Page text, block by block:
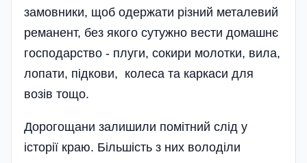
замовники, щоб одержати різний металевий
реманент, без якого сутужно вести домашнє
господарство - плуги, сокири молотки, вила,
лопати, підкови, колеса та каркаси для
возів тощо.
Дорогощани залишили помітний слід у
історії краю. Більшість з них володіли